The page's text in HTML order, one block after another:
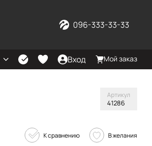
096-333-33-33
Вход Мой заказ
Артикул
41286
К сравнению В желания